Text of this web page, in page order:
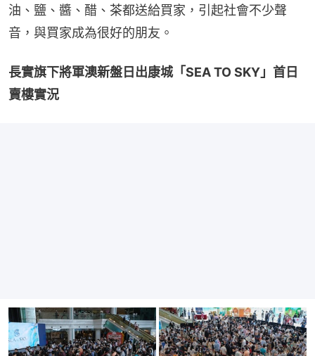
油、鹽、醬、醋、茶都送給買家，引起社會不少聲
音，與買家成為很好的朋友。
長實旗下將軍澳新盤日出康城「SEA TO SKY」首日
賣樓實況